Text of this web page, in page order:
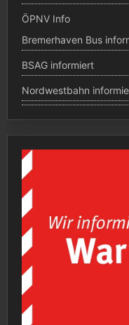
ÖPNV Info
Bremerhaven Bus
BSAG informiert
Nordwestbahn